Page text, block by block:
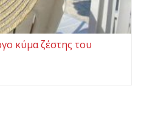
κύμα ζέστης του